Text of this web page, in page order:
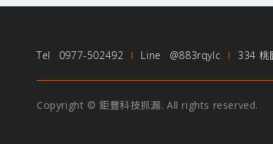
Tel 0977-502492 Line @883rqylc 334 桃
Copyright © 鉅豐科技抓漏. All rights reserved.